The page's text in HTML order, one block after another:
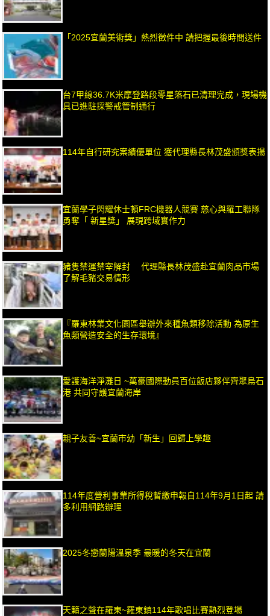
「2025宜蘭美術獎」熱烈徵件中 請把握最後時間送件
台7甲線36.7K米摩登路段零星落石已清理完成，現場機
具已進駐採警戒管制通行
114年自行研究案績優單位 獲代理縣長林茂盛頒獎表揚
宜蘭學子閃耀休士頓FRC機器人競賽 慈心與羅工聯隊
勇奪「 新星獎」 展現跨域實作力
豬隻禁運禁宰解封 代理縣長林茂盛赴宜蘭肉品市場
了解毛豬交易情形
『羅東林業文化園區舉辦外來種魚類移除活動 為原生
魚類營造安全的生存環境』
愛護海洋淨灘日 ~萬豪國際動員百位飯店夥伴齊聚烏石
港 共同守護宜蘭海岸
親子友善~宜蘭市幼「新生」回歸上學趣
114年度營利事業所得稅暫繳申報自114年9月1日起 請
多利用網路辦理
2025冬戀蘭陽溫泉季 最暖的冬天在宜蘭
天籟之聲在羅東~羅東鎮114年歌唱比賽熱烈登場